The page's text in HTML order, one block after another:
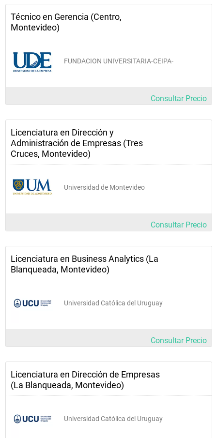
Técnico en Gerencia (Centro,
Montevideo)
FUNDACION UNIVERSITARIA-CEIPA-
Consultar Precio
Licenciatura en Dirección y
Administración de Empresas (Tres
Cruces, Montevideo)
Universidad de Montevideo
Consultar Precio
Licenciatura en Business Analytics (La
Blanqueada, Montevideo)
Universidad Católica del Uruguay
Consultar Precio
Licenciatura en Dirección de Empresas
(La Blanqueada, Montevideo)
Universidad Católica del Uruguay